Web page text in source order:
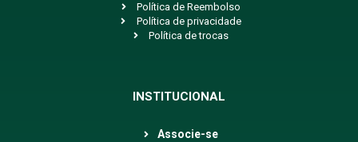
Política de Reembolso
Política de privacidade
Política de trocas
INSTITUCIONAL
Associe-se